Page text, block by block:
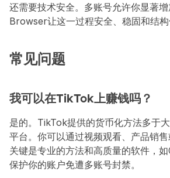
还需要技术安全。多账号允许你显著
Browser让这一过程安全、稳固和结构
常见问题
我可以在TikTok上赚钱吗？
是的。TikTok提供的货币化方法多于
平台。你可以通过视频观看、产品销售
关键是专业的方法和高质量的软件，
保护你的账户免遭多账号封禁。